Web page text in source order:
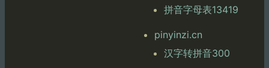
拼音字母表13419
pinyinzi.cn
汉字转拼音300